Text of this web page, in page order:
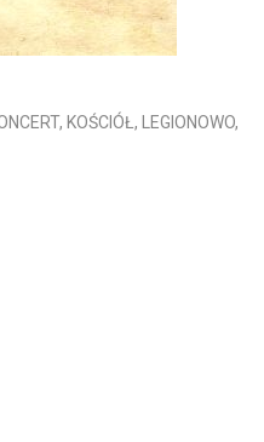
, KOŚCIÓŁ , LEGIONOWO,